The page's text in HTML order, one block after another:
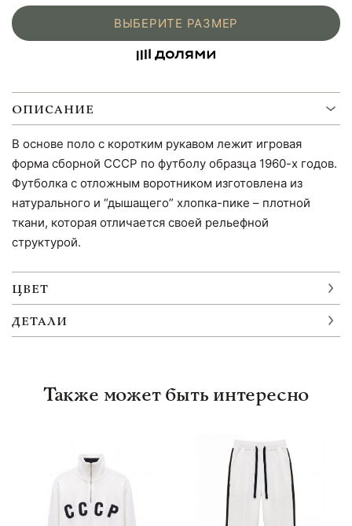
ВЫБЕРИТЕ РАЗМЕР
ОПИСАНИЕ
В основе поло с коротким рукавом лежит игровая
форма сборной СССР по футболу образца 1960-х годов.
Футболка с отложным воротником изготовлена из
натурального и “дышащего” хлопка-пике – плотной
ткани, которая отличается своей рельефной
структурой.
ЦВЕТ
ДЕТАЛИ
Также может быть интересно